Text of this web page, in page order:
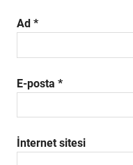
Ad *
E-posta *
İnternet sitesi